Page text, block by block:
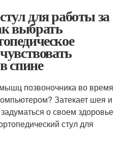
для работы за
выбрать
спине
позвоночника во время
Затекает шея и
о своем здоровье
стул для